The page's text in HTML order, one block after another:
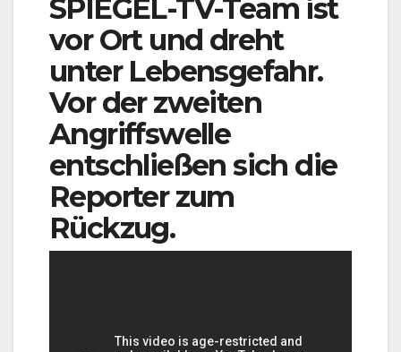
SPIEGEL-TV-Team ist
vor Ort und dreht
unter Lebensgefahr.
Vor der zweiten
Angriffswelle
entschließen sich die
Reporter zum
Rückzug.